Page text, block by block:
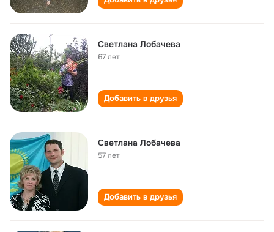
Светлана Лобачева
67 лет
Добавить в друзья
Светлана Лобачева
57 лет
Добавить в друзья